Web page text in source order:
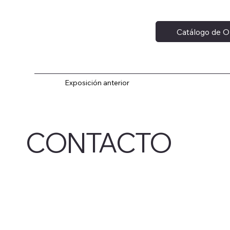
Catálogo de
Exposición anterior
CONTACTO